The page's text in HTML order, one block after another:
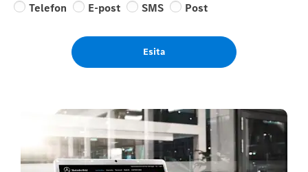
Telefon E-post SMS Post
Esita